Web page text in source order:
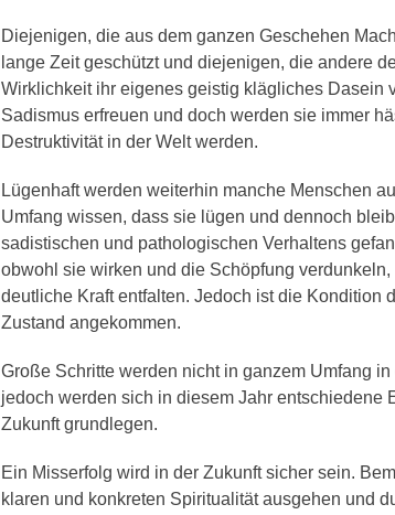
Diejenigen, die aus dem ganzen Geschehen
lange Zeit geschützt und diejenigen, die andere
Wirklichkeit ihr eigenes geistig klägliches Dasein
Sadismus erfreuen und doch werden sie immer
Destruktivität in der Welt werden.
Lügenhaft werden weiterhin manche Menschen
Umfang wissen, dass sie lügen und dennoch
sadistischen und pathologischen Verhaltens
obwohl sie wirken und die Schöpfung
deutliche Kraft entfalten. Jedoch ist die Kondition
Zustand angekommen.
Große Schritte werden nicht in ganzem Umfang
jedoch werden sich in diesem Jahr entschiedene
Zukunft grundlegen.
Ein Misserfolg wird in der Zukunft sicher sein.
klaren und konkreten Spiritualität ausgehen und